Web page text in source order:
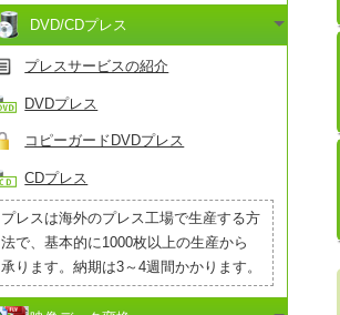
DVD/CDプレス
プレスサービスの紹介
DVDプレス
コピーガードDVDプレス
CDプレス
プレスは海外のプレス工場で生産する方
法で、基本的に1000枚以上の生産から
承ります。納期は3～4週間かかります。